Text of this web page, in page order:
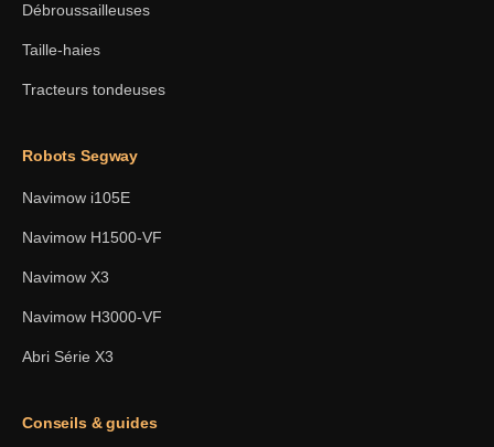
Débroussailleuses
Taille-haies
Tracteurs tondeuses
Robots Segway
Navimow i105E
Navimow H1500-VF
Navimow X3
Navimow H3000-VF
Abri Série X3
Conseils & guides